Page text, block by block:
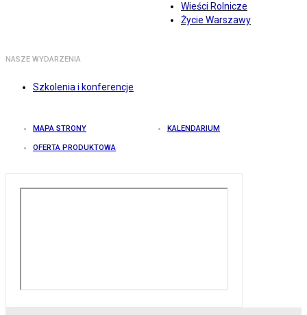
Wieści Rolnicze
Życie Warszawy
NASZE WYDARZENIA
Szkolenia i konferencje
MAPA STRONY KALENDARIUM
OFERTA PRODUKTOWA